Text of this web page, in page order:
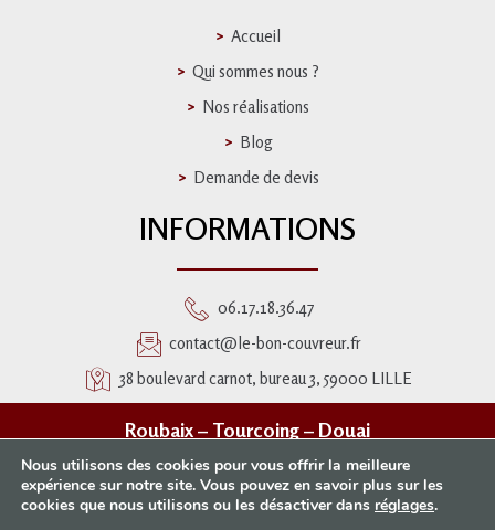
Accueil
Qui sommes nous ?
Nos réalisations
Blog
Demande de devis
INFORMATIONS
06.17.18.36.47
contact@le-bon-couvreur.fr
38 boulevard carnot, bureau 3, 59000 LILLE
Roubaix– Tourcoing–Douai
Mentions légales–Webmaster Gironde–Plan du site
Nous utilisons des cookies pour vous offrir la meilleure
expérience sur notre site. Vous pouvez en savoir plus sur les
cookies que nous utilisons ou les désactiver dans réglages.